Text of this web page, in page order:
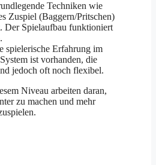
Techniken wie
Zuspiel (Baggern/Pritschen)
Der Spielaufbau funktioniert
spielerische Erfahrung im
ist vorhanden, die
jedoch oft noch flexibel.
Niveau arbeiten daran,
zu machen und mehr